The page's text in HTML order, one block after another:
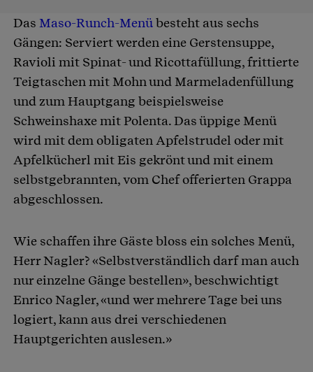
Das Maso-Runch-Menübesteht aus sechs
Gängen: Serviert werden eine Gerstensuppe,
Ravioli mit Spinat- und Ricottafüllung, frittierte
Teigtaschen mit Mohn und Marmeladenfüllung
und zum Hauptgang beispielsweise
Schweinshaxe mit Polenta. Das üppige Menü
wird mit dem obligaten Apfelstrudel oder mit
Apfelkücherl mit Eis gekrönt und mit einem
selbstgebrannten, vom Chef offerierten Grappa
abgeschlossen.
Wie schaffen ihre Gäste bloss ein solches Menü,
Herr Nagler? «Selbstverständlich darf man auch
nur einzelne Gänge bestellen», beschwichtigt
Enrico Nagler, «und wer mehrere Tage bei uns
logiert, kann aus drei verschiedenen
Hauptgerichten auslesen.»